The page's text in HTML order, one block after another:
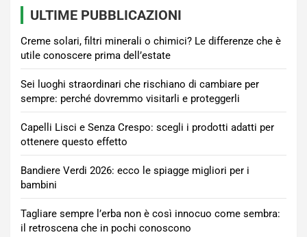
ULTIME PUBBLICAZIONI
Creme solari, filtri minerali o chimici? Le differenze che è
utile conoscere prima dell’estate
Sei luoghi straordinari che rischiano di cambiare per
sempre: perché dovremmo visitarli e proteggerli
Capelli Lisci e Senza Crespo: scegli i prodotti adatti per
ottenere questo effetto
Bandiere Verdi 2026: ecco le spiagge migliori per i
bambini
Tagliare sempre l’erba non è così innocuo come sembra:
il retroscena che in pochi conoscono